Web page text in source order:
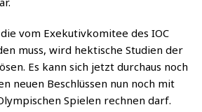
vom Exe­ku­tiv­ko­mi­tee des IOC
muss, wird hek­ti­sche Stu­di­en der
Es kann sich jetzt durch­aus noch
neu­en Beschlüs­sen nun noch mit
Spie­len rech­nen darf.